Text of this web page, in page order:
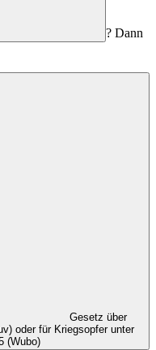
? Dann
Gesetz über
oder für Kriegsopfer unter
(Wubo)